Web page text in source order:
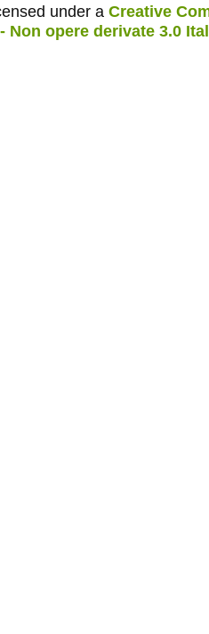
under a Creative
Non opere derivate 3.0